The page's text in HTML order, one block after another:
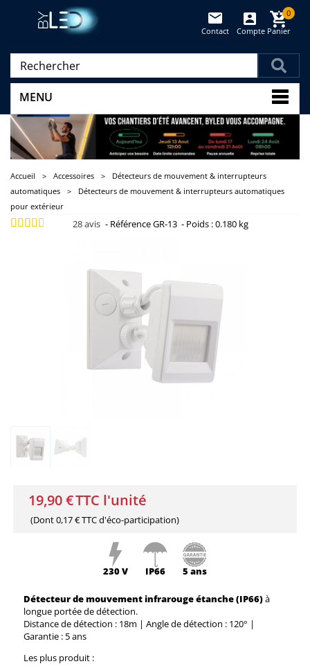
Panier
0
Compte
Contact
MENU
Accueil > Accessoires >
Détecteurs de mouvement & interrupteurs
automatiques
>
Détecteurs de mouvement & interrupteurs automatiques
pour extérieur
28avis - RéférenceGR-13 - Poids :0.180 kg
19,90 €TTC l'unité
(Dont0,17 € TTCd'éco-participation)
230 V IP66 5 ans
Détecteur de mouvement infrarouge étanche (IP66)à
longue portée de détection.
Distance de détection : 18m | Angle de détection : 120° |
Garantie : 5 ans
Les plus produit :